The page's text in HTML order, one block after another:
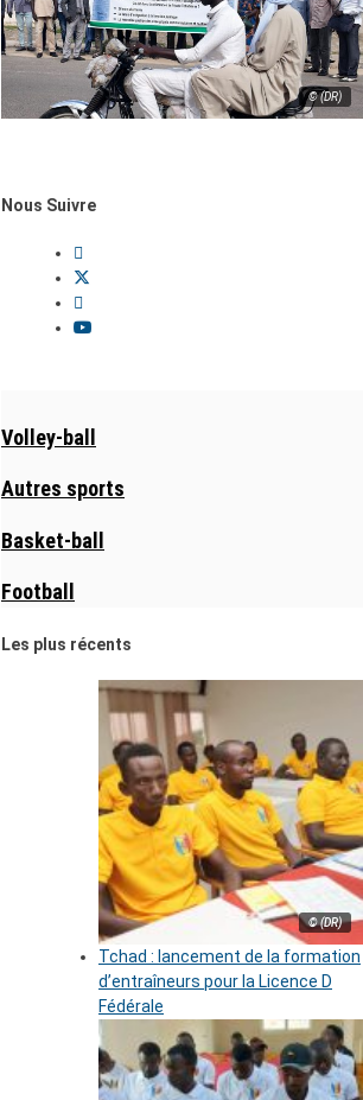
© (DR)
Nous Suivre
Volley-ball
Autres sports
Basket-ball
Football
Les plus récents
© (DR)
Tchad : lancement de la formation
d’entraîneurs pour la Licence D
Fédérale